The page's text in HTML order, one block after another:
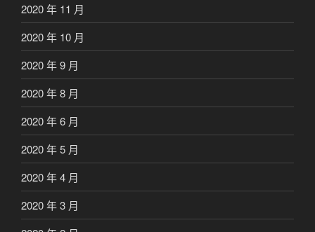
2020 年 11 月
2020 年 10 月
2020 年 9 月
2020 年 8 月
2020 年 6 月
2020 年 5 月
2020 年 4 月
2020 年 3 月